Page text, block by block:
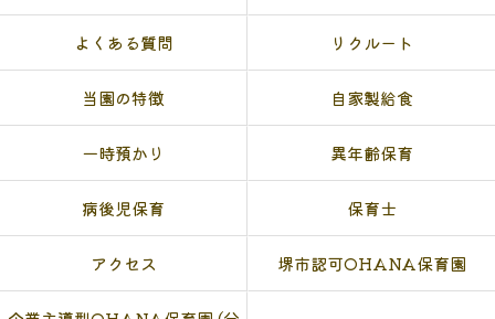
よくある質問 リクルート
当園の特徴 自家製給食
一時預かり 異年齢保育
病後児保育 保育士
アクセス 堺市認可OHANA保育園